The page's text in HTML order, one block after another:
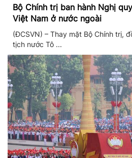
Bộ Chính trị ban hành Nghị
Việt Nam ở nước ngoài
(ĐCSVN) – Thay mặt Bộ Chính trị,
tịch nước Tô ...